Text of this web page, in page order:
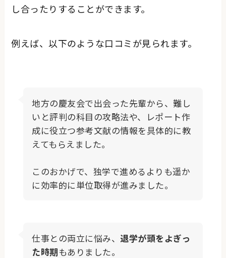
し合ったりすることができます。
例えば、以下のような口コミが見られます。
地方の慶友会で出会った先輩から、難し
いと評判の科目の攻略法や、レポート作
成に役立つ参考文献の情報を具体的に教
えてもらえました。
このおかげで、独学で進めるよりも遥か
に効率的に単位取得が進みました。
仕事との両立に悩み、 退学が頭をよぎっ
た時期もありました。